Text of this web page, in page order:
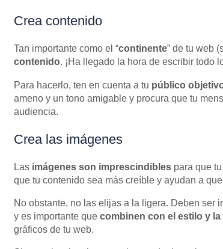
Crea contenido
Tan importante como el “continente” de tu web
contenido. ¡Ha llegado la hora de escribir todo
Para hacerlo, ten en cuenta a tu público
ameno y un tono amigable y procura que tu
audiencia.
Crea las imágenes
Las imágenes son imprescindibles para que
que tu contenido sea más creíble y ayudan a
No obstante, no las elijas a la ligera. Deben ser
y es importante que combinen con el estilo y
gráficos de tu web.